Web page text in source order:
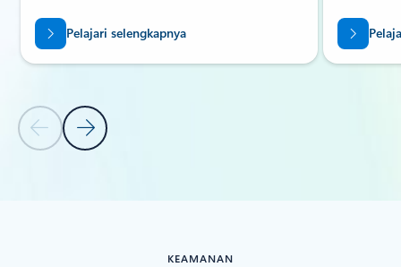
Slide Sebelumnya
Slide Berikutnya
Pelajari selengkapnya
KEAMANAN